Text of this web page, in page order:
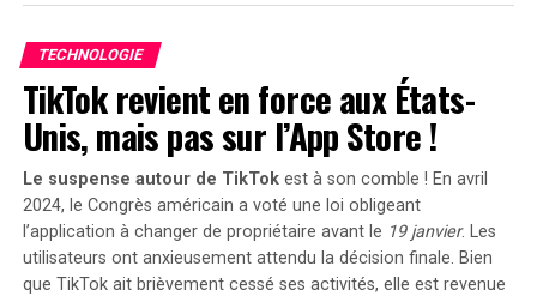
le Solarbank 2 AC représente une avancée significative
dans le domaine du stockage énergétique domestique
grâce à ses caractéristiques techniques avancées et son
engagement envers la durabilité environnementale.
Profitez des offres sur Amazon
Amazon propose également lalivraison gratuiteet
rapide pour cet article qui bénéficie d’une garantie de
deux ans. En outre, il existe une option de paiement
échelonné en quatre fois sans frais sur ce modèle. Enfin,
sachez que vous avez la possibilité de changer d’avis et
retourner le produit gratuitement dans un délai de 30
jours afin d’obtenir unremboursement intégral.
TECHNOLOGIE
TikTok revient en force aux États-
Unis, mais pas sur l’App Store !
Le suspense autour de TikTokest à son comble ! En avril
2024, le Congrès américain a voté une loi obligeant
l’application à changer de propriétaire avant le 19 janvier. Les
utilisateurs ont anxieusement attendu la décision finale. Bien
que TikTok ait brièvement cessé ses activités, elle est revenue